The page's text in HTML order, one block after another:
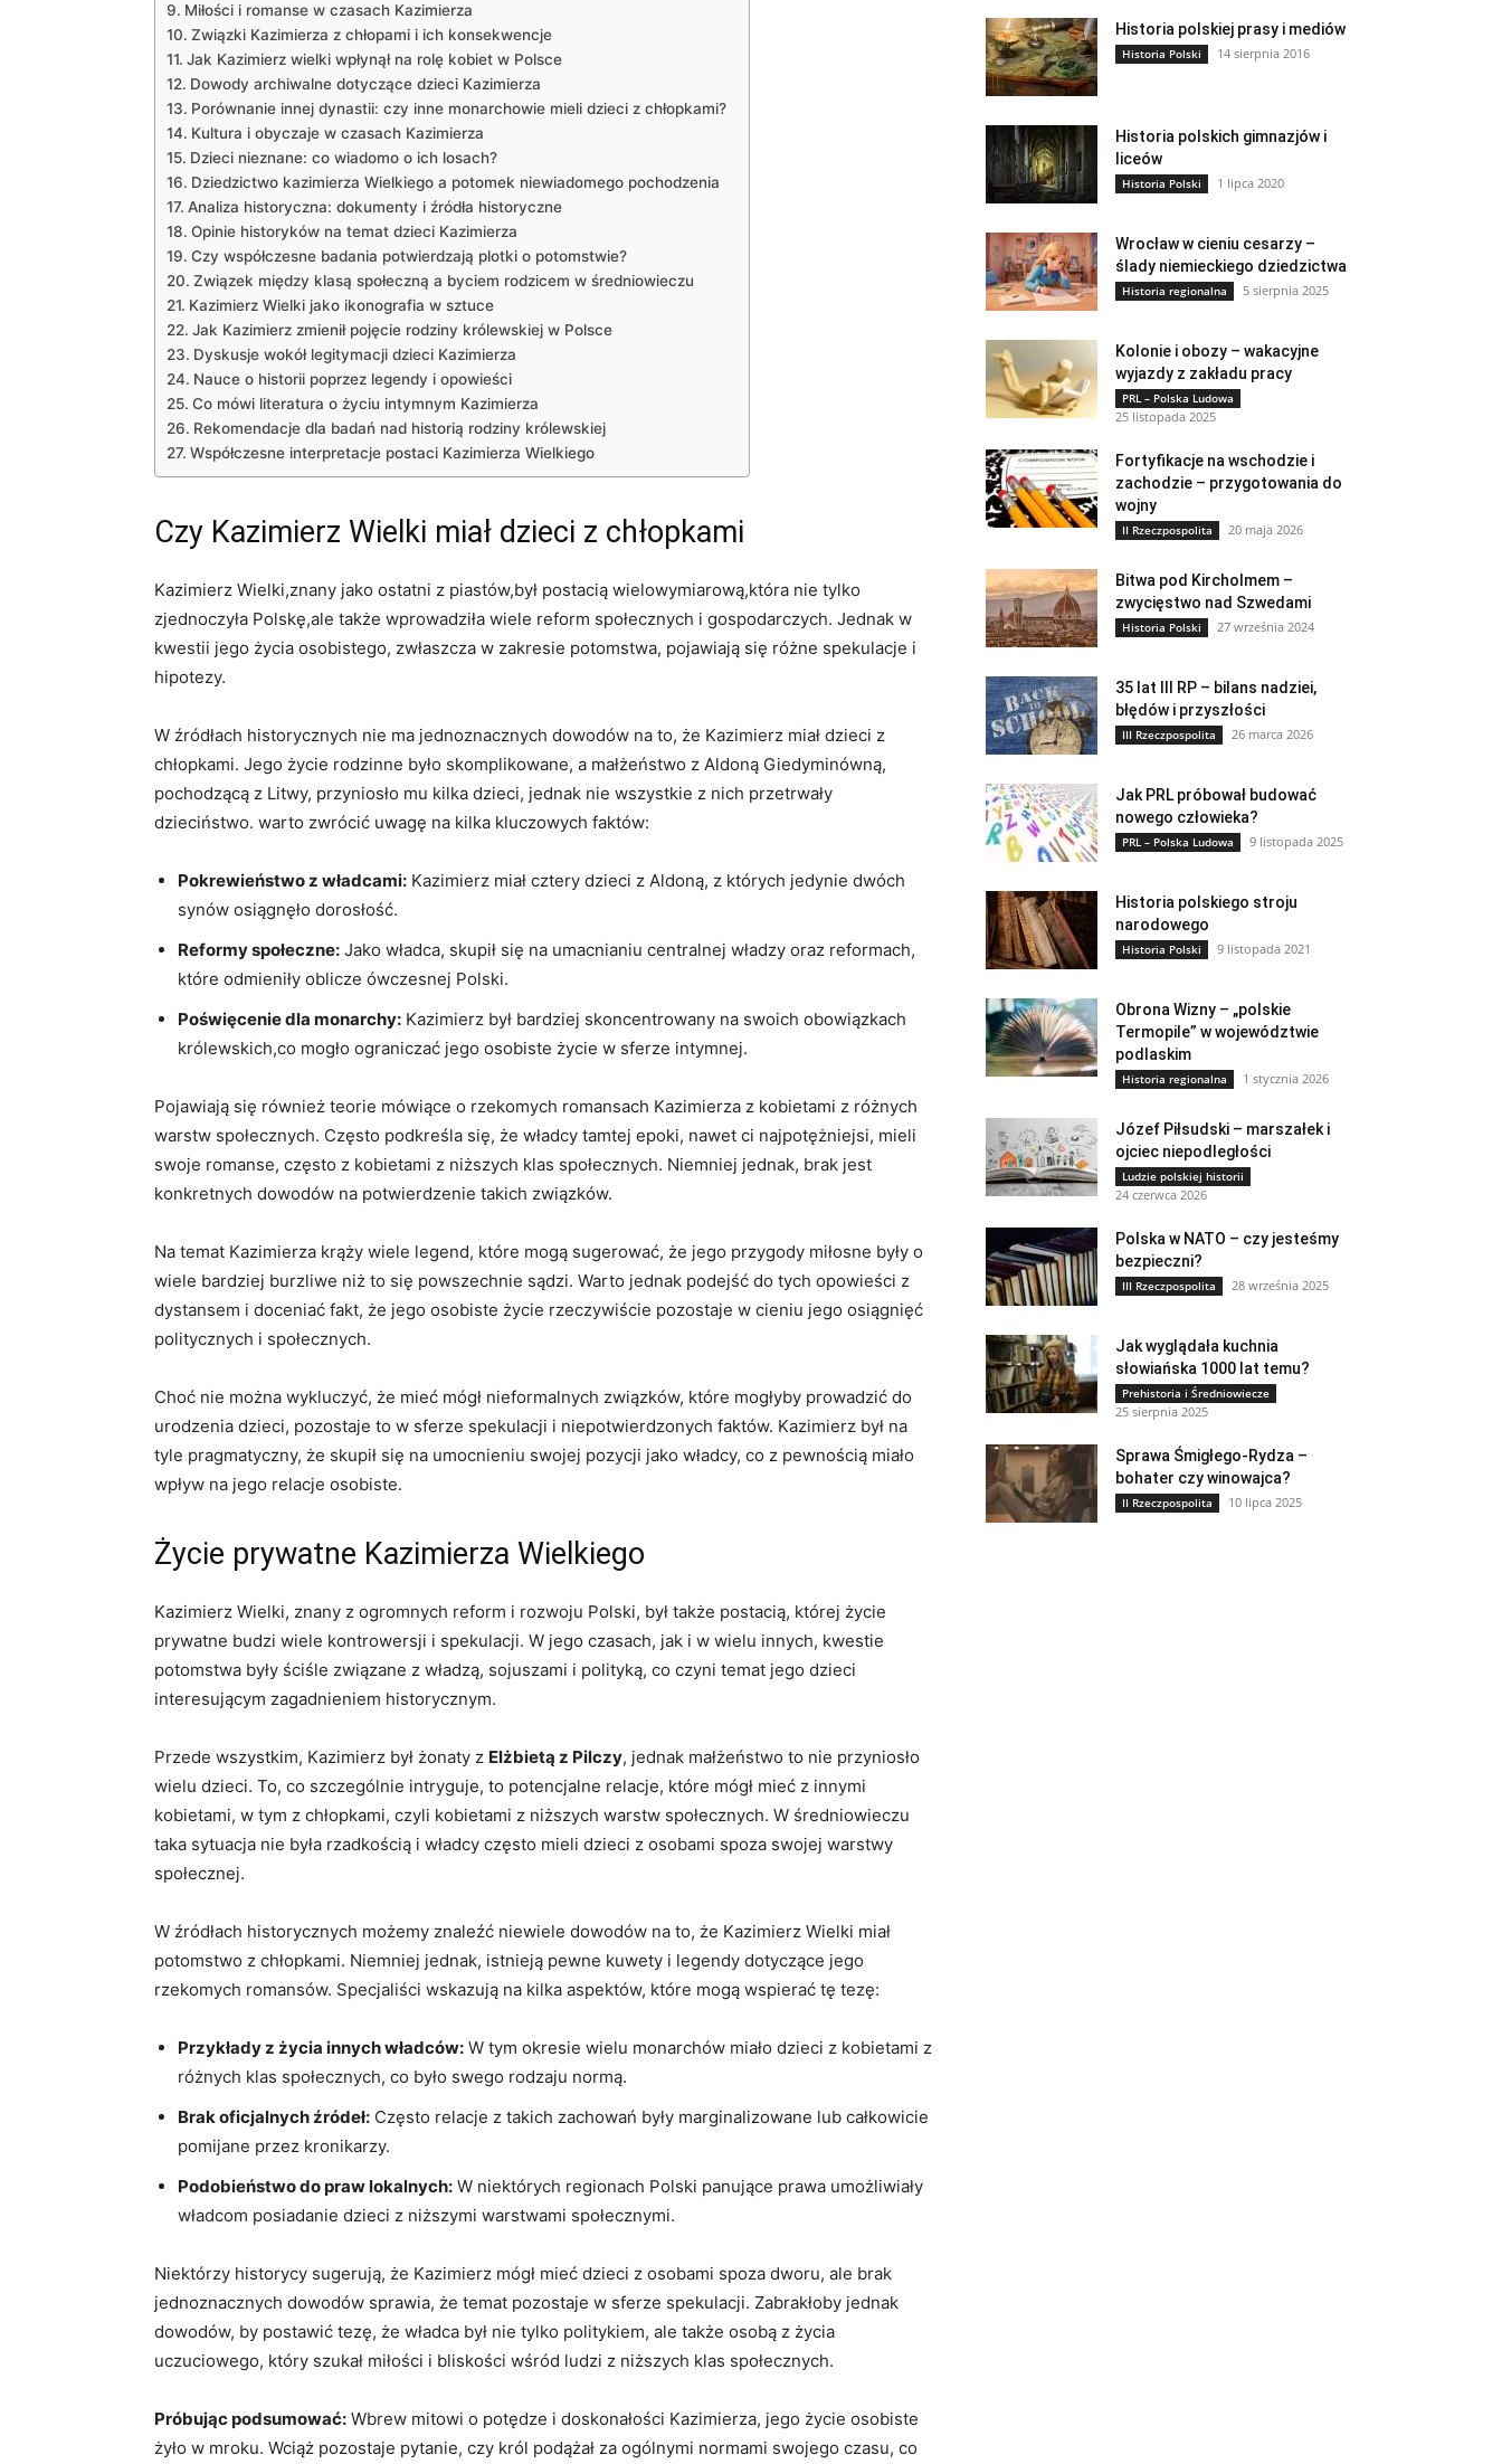
Miłości i romanse w czasach Kazimierza
Związki Kazimierza z chłopami⁢ i ich konsekwencje
Jak Kazimierz wielki wpłynął na rolę kobiet w Polsce
Dowody archiwalne dotyczące dzieci Kazimierza
Porównanie innej dynastii: czy inne monarchowie mieli dzieci z chłopkami?
Kultura i obyczaje‌ w czasach Kazimierza
Dzieci nieznane: co wiadomo o ich losach?
Dziedzictwo kazimierza Wielkiego ⁤a potomek niewiadomego pochodzenia
Analiza historyczna: dokumenty i źródła historyczne
Opinie historyków na temat dzieci Kazimierza
Czy współczesne badania potwierdzają⁤ plotki​ o potomstwie?
Związek między klasą społeczną a byciem ⁢rodzicem w średniowieczu
Kazimierz Wielki jako ikonografia w sztuce
Jak Kazimierz ‍zmienił pojęcie rodziny królewskiej ‌w Polsce
Dyskusje wokół legitymacji dzieci Kazimierza
Nauce o historii poprzez legendy i opowieści
Co mówi literatura o życiu intymnym Kazimierza
Rekomendacje dla badań nad historią rodziny królewskiej
Współczesne interpretacje postaci Kazimierza Wielkiego
Czy ⁢Kazimierz Wielki miał dzieci z chłopkami
Kazimierz Wielki,znany jako ostatni z piastów,był postacią wielowymiarową,która nie tylko
zjednoczyła Polskę,ale także wprowadziła wiele reform społecznych i gospodarczych.⁢ Jednak w
⁢kwestii ​jego życia osobistego, zwłaszcza w zakresie potomstwa, pojawiają się różne spekulacje i
hipotezy.
W źródłach historycznych nie ma jednoznacznych ‍dowodów na to, że Kazimierz miał dzieci z
chłopkami. Jego ⁣życie rodzinne było skomplikowane, a małżeństwo‍ z Aldoną Giedyminówną,
pochodzącą z Litwy, przyniosło ⁣mu kilka dzieci, jednak‌ nie wszystkie z nich przetrwały
dzieciństwo. warto⁤ zwrócić uwagę na kilka kluczowych ​faktów:
Pokrewieństwo z władcami: Kazimierz miał cztery dzieci z Aldoną, z których jedynie dwóch
synów osiągnęło dorosłość.
Reformy społeczne: Jako władca, skupił​ się na umacnianiu centralnej władzy oraz reformach,
które odmieniły oblicze ​ówczesnej Polski.
Poświęcenie dla monarchy: Kazimierz był bardziej skoncentrowany na swoich obowiązkach
królewskich,co mogło ograniczać jego osobiste ⁤życie w sferze intymnej.
Pojawiają się również teorie mówiące ⁣o⁢ rzekomych romansach ⁤Kazimierza z kobietami z różnych⁤
warstw ‍społecznych. ​Często podkreśla się, że władcy tamtej epoki, nawet ci najpotężniejsi, mieli​
swoje romanse, często z kobietami z niższych‍ klas społecznych. Niemniej jednak, brak jest
konkretnych dowodów na potwierdzenie takich związków.
Na temat Kazimierza krąży⁣ wiele legend, które mogą sugerować, że jego przygody miłosne ‍były o
wiele bardziej ​burzliwe niż to‌ się powszechnie sądzi. Warto jednak podejść do tych opowieści z
dystansem i ⁤doceniać fakt, że jego osobiste życie rzeczywiście pozostaje w cieniu jego osiągnięć
⁢politycznych i społecznych.
Choć nie można wykluczyć, że mieć mógł nieformalnych związków, które mogłyby prowadzić do
urodzenia dzieci, pozostaje to w sferze spekulacji i niepotwierdzonych faktów. Kazimierz był ⁣na
tyle pragmatyczny, że skupił się na umocnieniu swojej pozycji jako władcy, co z pewnością miało
wpływ na jego relacje osobiste.
Życie prywatne Kazimierza Wielkiego
Kazimierz ‍Wielki, znany z ogromnych reform i rozwoju Polski, był także postacią, której życie
prywatne budzi wiele kontrowersji ⁢i spekulacji. W jego czasach, jak i w wielu ⁣innych, kwestie
potomstwa były ściśle związane z władzą, sojuszami i polityką, co⁣ czyni temat jego dzieci
interesującym zagadnieniem historycznym.
Przede wszystkim, Kazimierz był żonaty z Elżbietą z Pilczy, jednak małżeństwo to nie przyniosło
wielu dzieci. To, co szczególnie‍ intryguje, ⁤to potencjalne relacje, które mógł‍ mieć​ z innymi
kobietami, ‍w ‍tym z chłopkami, czyli kobietami z niższych warstw społecznych. W średniowieczu
taka sytuacja nie była rzadkością i władcy często ⁣mieli dzieci z osobami spoza swojej warstwy
społecznej.
W źródłach historycznych możemy⁢ znaleźć niewiele dowodów na to, że ‍Kazimierz Wielki miał
potomstwo z chłopkami. Niemniej jednak, istnieją pewne kuwety i legendy dotyczące jego ​
rzekomych romansów.⁣ Specjaliści wskazują na kilka ‌aspektów, które mogą wspierać tę tezę:
Przykłady z życia innych władców: ⁢W tym ​okresie wielu monarchów miało ‍dzieci z kobietami z
różnych ⁣klas społecznych, co było swego rodzaju normą.
Brak oficjalnych źródeł: Często relacje z ⁢takich zachowań były ⁤marginalizowane lub całkowicie
pomijane przez‌ kronikarzy.
Podobieństwo do praw lokalnych: W niektórych regionach Polski ‌panujące prawa umożliwiały
władcom posiadanie dzieci z ⁤niższymi warstwami społecznymi.
Niektórzy historycy sugerują, że⁢ Kazimierz mógł mieć dzieci z osobami spoza dworu, ale brak
jednoznacznych dowodów sprawia, że temat pozostaje w sferze spekulacji. Zabrakłoby jednak
⁤dowodów, by postawić tezę, że władca ‌był nie tylko politykiem, ale także osobą⁢ z życia
⁤uczuciowego, który szukał miłości i bliskości wśród ludzi z niższych klas społecznych.
Próbując podsumować: Wbrew mitowi ⁤o potędze i doskonałości Kazimierza, jego życie‍ osobiste
żyło w mroku. Wciąż pozostaje pytanie, czy król podążał ‍za ogólnymi normami swojego‌ czasu, co
Historia polskiej prasy i mediów
Historia Polski 14 sierpnia 2016
Historia polskich gimnazjów i
liceów
Historia Polski 1 lipca 2020
Wrocław w cieniu cesarzy –
ślady niemieckiego dziedzictwa
Historia regionalna 5 sierpnia 2025
Kolonie i obozy – wakacyjne
wyjazdy z zakładu pracy
PRL – Polska Ludowa
25 listopada 2025
Fortyfikacje na wschodzie i
zachodzie – przygotowania do
wojny
II Rzeczpospolita 20 maja 2026
Bitwa pod Kircholmem –
zwycięstwo nad Szwedami
Historia Polski 27 września 2024
35 lat III RP – bilans nadziei,
błędów i przyszłości
III Rzeczpospolita 26 marca 2026
Jak PRL próbował budować
nowego człowieka?
PRL – Polska Ludowa 9 listopada 2025
Historia polskiego stroju
narodowego
Historia Polski 9 listopada 2021
Obrona Wizny – „polskie
Termopile” w województwie
podlaskim
Historia regionalna 1 stycznia 2026
Józef Piłsudski – marszałek i
ojciec niepodległości
Ludzie polskiej historii
24 czerwca 2026
Polska w NATO – czy jesteśmy
bezpieczni?
III Rzeczpospolita 28 września 2025
Jak wyglądała kuchnia
słowiańska 1000 lat temu?
Prehistoria i Średniowiecze
25 sierpnia 2025
Sprawa Śmigłego-Rydza –
bohater czy winowajca?
II Rzeczpospolita 10 lipca 2025